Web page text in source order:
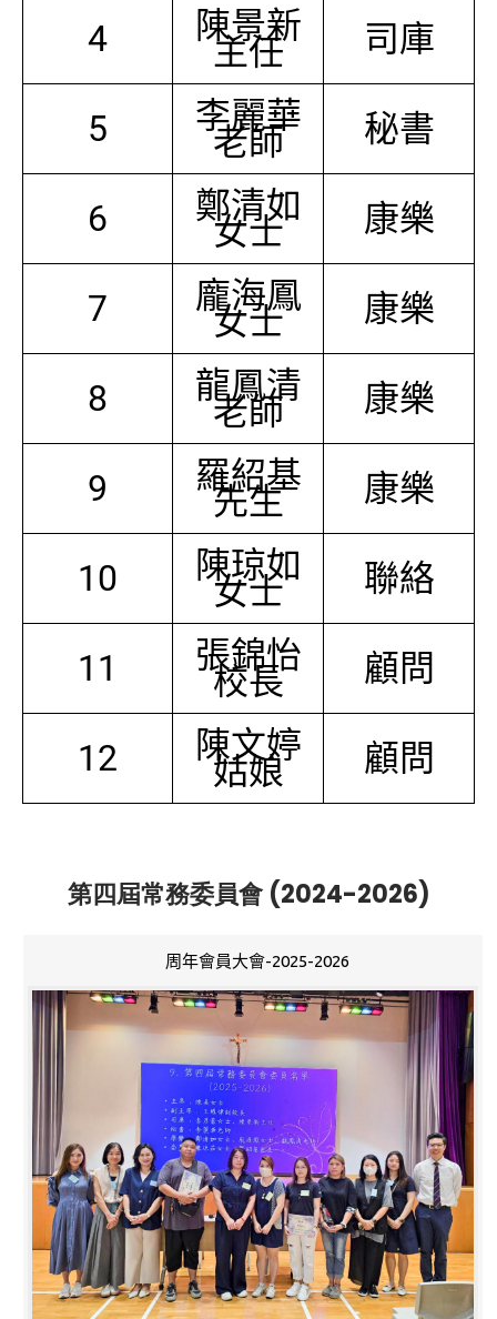
4 陳景新
主任 司庫
5 李麗華
老師 秘書
6 鄭清如
女士 康樂
7 龐海鳳
女士 康樂
8 龍鳳清
老師 康樂
9 羅紹基
先生 康樂
10 陳琼如
女士 聯絡
11 張錦怡
校長 顧問
12 陳文婷
姑娘 顧問
第四屆常務委員會 (2024-2026)
周年會員大會-2025-2026